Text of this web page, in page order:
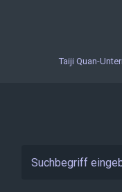
Taiji Quan-